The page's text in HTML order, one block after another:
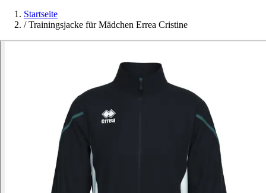
Startseite
/ Trainingsjacke für Mädchen Errea Cristine